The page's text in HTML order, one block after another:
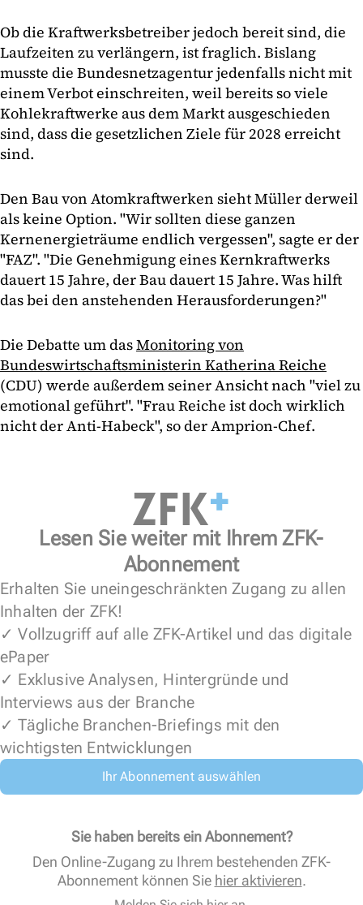
Ob die Kraftwerksbetreiber jedoch bereit sind, die
Laufzeiten zu verlängern, ist fraglich. Bislang
musste die Bundesnetzagentur jedenfalls nicht mit
einem Verbot einschreiten, weil bereits so viele
Kohlekraftwerke aus dem Markt ausgeschieden
sind, dass die gesetzlichen Ziele für 2028 erreicht
sind.
Den Bau von Atomkraftwerken sieht Müller derweil
als keine Option. "Wir sollten diese ganzen
Kernenergieträume endlich vergessen", sagte er der
"FAZ". "Die Genehmigung eines Kernkraftwerks
dauert 15 Jahre, der Bau dauert 15 Jahre. Was hilft
das bei den anstehenden Herausforderungen?"
Die Debatte um dasMonitoring von
Bundeswirtschaftsministerin Katherina Reiche
(CDU) werde außerdem seiner Ansicht nach "viel zu
emotional geführt". "Frau Reiche ist doch wirklich
nicht der Anti-Habeck", so der Amprion-Chef.
Lesen Sie weiter mit Ihrem ZFK-
Abonnement
Erhalten Sie uneingeschränkten Zugang zu allen
Inhalten der ZFK!
✓ Vollzugriff auf alle ZFK-Artikel und das digitale
ePaper
✓ Exklusive Analysen, Hintergründe und
Interviews aus der Branche
✓ Tägliche Branchen-Briefings mit den
wichtigsten Entwicklungen
Ihr Abonnement auswählen
Sie haben bereits ein Abonnement?
Den Online-Zugang zu Ihrem bestehenden ZFK-
Abonnement können Sie hier aktivieren.